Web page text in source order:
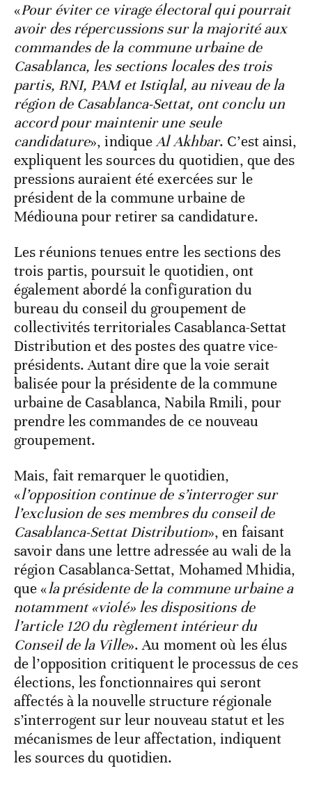
«Pour éviter ce virage électoral qui pourrait
avoir des répercussions sur la majorité aux
commandes de la commune urbaine de
Casablanca, les sections locales des trois
partis, RNI, PAM et Istiqlal, au niveau de la
région de Casablanca-Settat, ont conclu un
accord pour maintenir une seule
candidature», indiqueAl Akhbar. C’est ainsi,
expliquent les sources du quotidien, que des
pressions auraient été exercées sur le
président de la commune urbaine de
Médiouna pour retirer sa candidature.
Les réunions tenues entre les sections des
trois partis, poursuit le quotidien, ont
également abordé la configuration du
bureau du conseil du groupement de
collectivités territoriales Casablanca-Settat
Distribution et des postes des quatre vice-
présidents. Autant dire que la voie serait
balisée pour la présidente de la commune
urbaine de Casablanca, Nabila Rmili, pour
prendre les commandes de ce nouveau
groupement.
Mais, fait remarquer le quotidien,
«l’opposition continue de s’interroger sur
l’exclusion de ses membres du conseil de
Casablanca-Settat Distribution», en faisant
savoir dans une lettre adressée au wali de la
région Casablanca-Settat, Mohamed Mhidia,
que «la présidente de la commune urbaine a
notamment «violé» les dispositions de
l’article 120 du règlement intérieur du
Conseil de la Ville». Au moment où les élus
de l’opposition critiquent le processus de ces
élections, les fonctionnaires qui seront
affectés à la nouvelle structure régionale
s’interrogent sur leur nouveau statut et les
mécanismes de leur affectation, indiquent
les sources du quotidien.